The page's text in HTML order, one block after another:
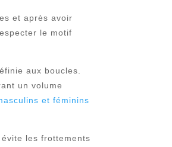
et après avoir
le motif
aux boucles.
un volume
et féminins
les frottements